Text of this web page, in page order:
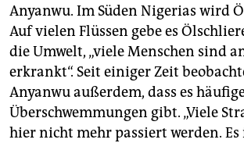
Anyanwu. Im Süden Nigerias wird
Auf vielen Flüssen gebe es
die Umwelt, „viele Menschen sind
erkrankt“. Seit einiger Zeit
Anyanwu außerdem, dass es
Überschwemmungen gibt. „Viele
hier nicht mehr passiert werden. Es